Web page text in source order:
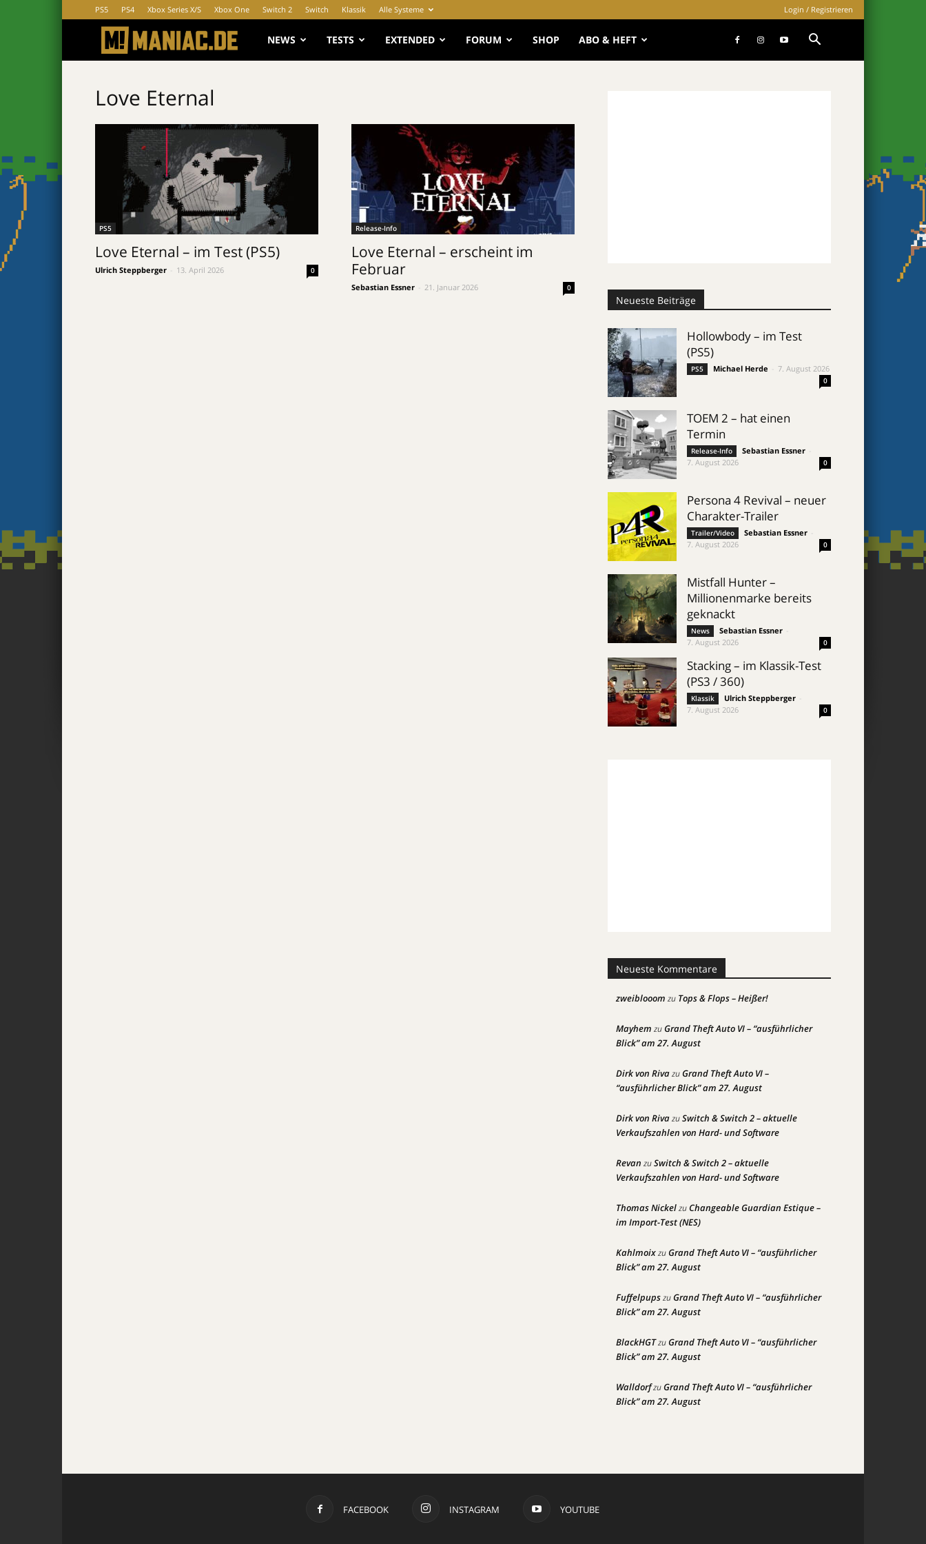
PS5 PS4 Xbox Series X/S Xbox One Switch 2 Switch Klassik Alle Systeme Login / Registrieren
MANIAC.de
NEWS TESTS EXTENDED FORUM SHOP ABO & HEFT
Love Eternal
PS5
Love Eternal – im Test (PS5)
Ulrich Steppberger 13. April 2026 0
Release-Info
Love Eternal – erscheint im
Februar
Sebastian Essner 21. Januar 2026 0
Neueste Beiträge
Hollowbody – im Test
(PS5)
PS5 Michael Herde 7. August 2026
0
TOEM 2 – hat einen
Termin
Release-Info Sebastian Essner
7. August 2026
0
Persona 4 Revival – neuer
Charakter-Trailer
Trailer/Video Sebastian Essner
7. August 2026
0
Mistfall Hunter –
Millionenmarke bereits
geknackt
News Sebastian Essner
7. August 2026
0
Stacking – im Klassik-Test
(PS3 / 360)
Klassik Ulrich Steppberger
7. August 2026
0
Neueste Kommentare
zweiblooom zu Tops & Flops – Heißer!
Mayhem zuGrand Theft Auto VI – “ausführlicher
Blick” am 27. August
Dirk von RivazuGrand Theft Auto VI –
“ausführlicher Blick” am 27. August
Dirk von RivazuSwitch & Switch 2 – aktuelle
Verkaufszahlen von Hard- und Software
Revan zuSwitch & Switch 2 – aktuelle
Verkaufszahlen von Hard- und Software
Thomas NickelzuChangeable Guardian Estique –
im Import-Test (NES)
KahlmoixzuGrand Theft Auto VI – “ausführlicher
Blick” am 27. August
FuffelpupszuGrand Theft Auto VI – “ausführlicher
Blick” am 27. August
BlackHGTzuGrand Theft Auto VI – “ausführlicher
Blick” am 27. August
WalldorfzuGrand Theft Auto VI – “ausführlicher
Blick” am 27. August
FACEBOOK INSTAGRAM YOUTUBE